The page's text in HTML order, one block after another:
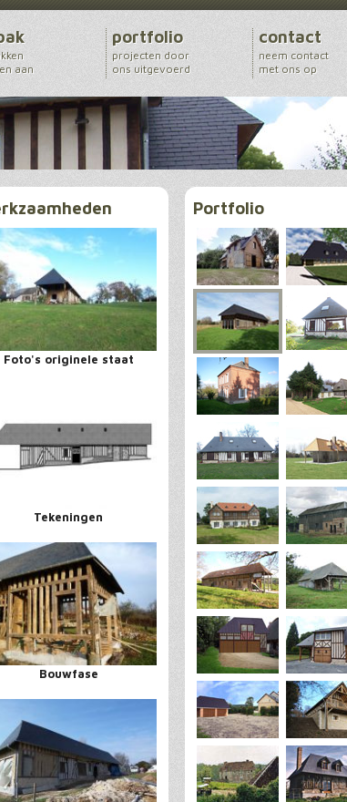
aan
portfolio
projecten door
ons uitgevoerd
contact
neem contact
met ons op
Foto's originele staat
Tekeningen
Bouwfase
Portfolio